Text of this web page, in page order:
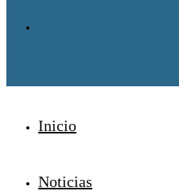
Inicio
Noticias